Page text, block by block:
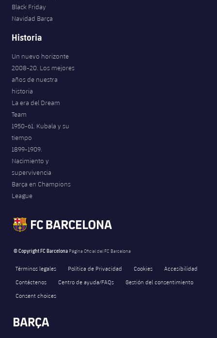
Black Friday
Navidad Barça
Historia
Un nuevo horizonte
2008-20. Los mejores
años de nuestra
historia
La era del Dream
Team
1950-61. Kubala y su
tiempo
1899-1909.
Nacimiento y
supervivencia
Barça en Champions
League
© Copyright FC Barcelona Página Oficial del FC Barcelona
Términos legales Política de Privacidad Cookies
Accesibilidad
Contáctenos
Centro de ayuda/FAQs
Gestión del consentimiento
Consent choices